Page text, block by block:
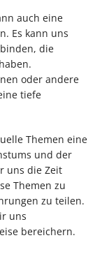
auch eine
Es kann uns
die
oder andere
tiefe
Themen eine
und der
uns die Zeit
Themen zu
zu teilen.
uns
bereichern.